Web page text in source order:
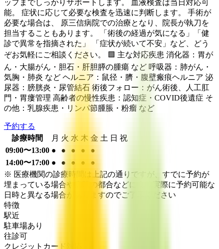
ップまでしっかりサポートします。 血液検査は当日対応可
能。 症状に応じて必要な検査を迅速に判断します。 手術が
必要な場合は、 原三信病院での治療となり、院長が執刀を
担当することもあります。 「術後の経過が気になる」「健
診で異常を指摘された」 「症状が続いて不安」など、どう
ぞお気軽にご相談ください。 🟩 主な対応疾患 消化器：胃が
ん・大腸がん・胆石・肝胆膵の腫瘍 など 呼吸器：肺がん・
気胸・肺炎 など ヘルニア：鼠径・臍・腹壁瘢痕ヘルニア 泌
尿器：膀胱炎・尿管結石 術後フォロー：がん術後、人工肛
門・胃瘻管理 高齢者の慢性疾患：認知症・COVID後遺症 そ
の他：乳腺疾患・リンパ節腫脹・粉瘤 など
予約する
診療時間
月 火 水 木 金 土 日 祝
09:00〜13:00 ● ● ● ●
●
14:00〜17:00 ● ● ● ●
●
※ 医療機関の診療時間は上記の通りですが、すでに予約が
埋まっている場合や病院の都合などにより実際に予約可能な
日時と異なる場合がありますのでご了承ください
特徴
駅近
駐車場あり
往診可
クレジットカード対応